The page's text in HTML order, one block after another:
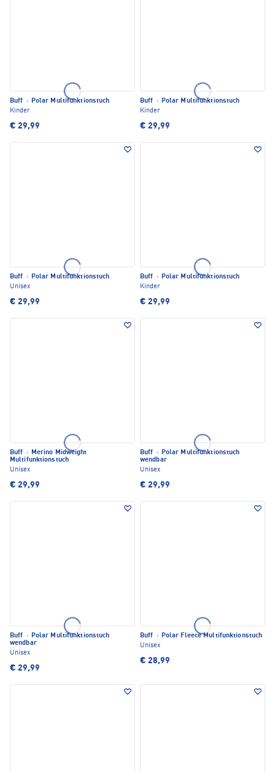
Buff · Polar Multifunktionstuch
Kinder
€ 29,99
Buff · Polar Multifunktionstuch
Kinder
€ 29,99
Buff · Polar Multifunktionstuch
Unisex
€ 29,99
Buff · Polar Multifunktionstuch
Kinder
€ 29,99
Buff · Merino Midweight
Multifunktionstuch
Unisex
€ 29,99
Buff · Polar Multifunktionstuch
wendbar
Unisex
€ 29,99
Buff · Polar Multifunktionstuch
wendbar
Unisex
€ 29,99
Buff · Polar Fleece Multifunktionstuch
Unisex
€ 28,99